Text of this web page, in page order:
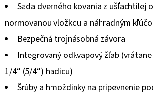
Sada dverného kovania z ušľachtilej
normovanou vložkou a náhradným
Bezpečná trojnásobná závora
Integrovaný odkvapový žľab
1/4“ (5/4“) hadicu)
Šrúby a hmoždinky na pripevnenie